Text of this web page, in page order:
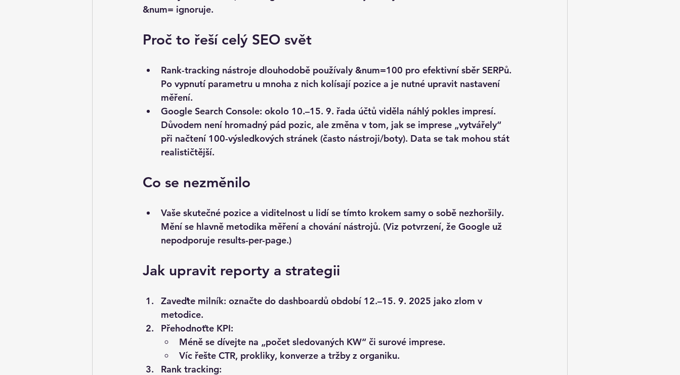
&num= ignoruje.
Proč to řeší celý SEO svět
Rank-tracking nástroje dlouhodobě používaly &num=100 pro efektivní sběr SERPů.
Po vypnutí parametru u mnoha z nich kolísají pozice a je nutné upravit nastavení
měření.
Google Search Console: okolo 10.–15. 9. řada účtů viděla náhlý pokles impresí.
Důvodem není hromadný pád pozic, ale změna v tom, jak se imprese „vytvářely“
při načtení 100-výsledkových stránek (často nástroji/boty). Data se tak mohou stát
realističtější.
Co se nezměnilo
Vaše skutečné pozice a viditelnost u lidí se tímto krokem samy o sobě nezhoršily.
Mění se hlavně metodika měření a chování nástrojů. (Viz potvrzení, že Google už
nepodporuje results-per-page.)
Jak upravit reporty a strategii
Zaveďte milník: označte do dashboardů období 12.–15. 9. 2025 jako zlom v
metodice.
Přehodnoťte KPI:
Méně se dívejte na „počet sledovaných KW“ či surové imprese.
Víc řešte CTR, prokliky, konverze a tržby z organiku.
Rank tracking: